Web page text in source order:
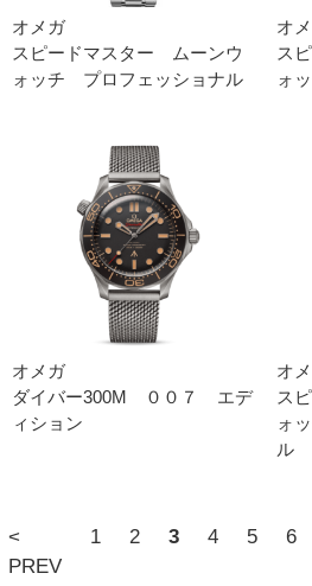
オメガ
スピードマスター ムーンウ
ォッチ プロフェッショナル
オ
ス
ォ
オメガ
ダイバー300M ００７ エデ
ィション
オ
ス
ォ
ル
<
PREV
1 2 3 4 5 6